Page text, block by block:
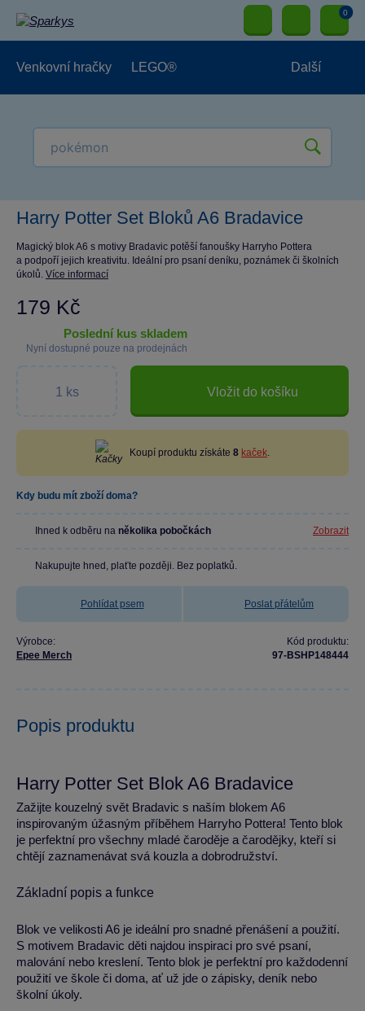
0
Venkovní hračky LEGO® Další
Harry Potter Set Bloků A6 Bradavice
Magický blok A6 s motivy Bradavic potěší fanoušky Harryho Pottera
a podpoří jejich kreativitu. Ideální pro psaní deníku, poznámek či školních
úkolů. Více informací
179 Kč
poslední kus skladem
Nyní dostupné pouze na prodejnách
Vložit do košíku
Koupí produktu získáte 8 kaček.
Kdy budu mít zboží doma?
Ihned k odběru na několika pobočkách Zobrazit
Nakupujte hned, plaťte později. Bez poplatků.
Pohlídat psem Poslat přátelům
Výrobce:
Epee Merch
Kód produktu:
97-BSHP148444
Popis produktu
Harry Potter Set Blok A6 Bradavice
Zažijte kouzelný svět Bradavic s naším blokem A6
inspirovaným úžasným příběhem Harryho Pottera! Tento blok
je perfektní pro všechny mladé čaroděje a čarodějky, kteří si
chtějí zaznamenávat svá kouzla a dobrodružství.
Základní popis a funkce
Blok ve velikosti A6 je ideální pro snadné přenášení a použití.
S motivem Bradavic děti najdou inspiraci pro své psaní,
malování nebo kreslení. Tento blok je perfektní pro každodenní
použití ve škole či doma, ať už jde o zápisky, deník nebo
školní úkoly.